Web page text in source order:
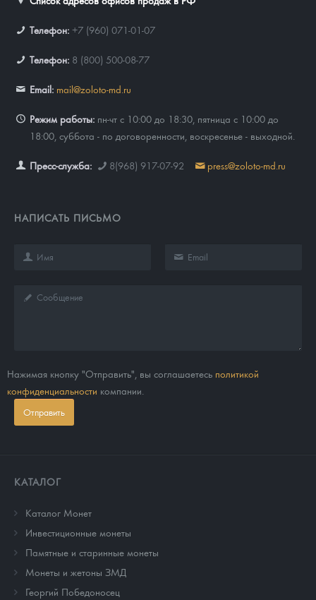
Телефон: +7 (960) 071-01-07
Телефон: 8 (800) 500-08-77
Email: mail@zoloto-md.ru
Режим работы: пн-чт с 10:00 до 18:30, пятница с 10:00 до
18:00, суббота - по договоренности, воскресенье - выходной.
Пресс-служба: 8(968) 917-07-92 press@zoloto-md.ru
НАПИСАТЬ ПИСЬМО
Нажимая кнопку "Отправить", вы соглашаетесь политикой
конфиденциальности компании.
Отправить
КАТАЛОГ
Каталог Монет
Инвестиционные монеты
Памятные и старинные монеты
Монеты и жетоны ЗМД
Георгий Победоносец